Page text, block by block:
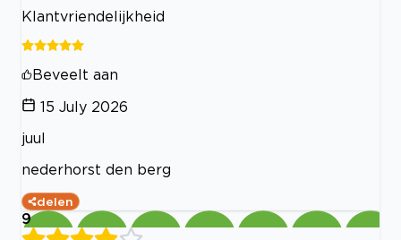
Klantvriendelijkheid
Beveelt aan
15 July 2026
juul
nederhorst den berg
delen
9